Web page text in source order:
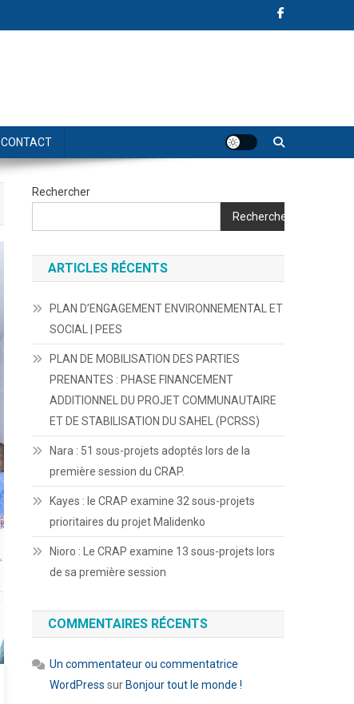
CONTACT
Rechercher
Rechercher
ARTICLES RÉCENTS
PLAN D’ENGAGEMENT ENVIRONNEMENTAL ET
SOCIAL | PEES
PLAN DE MOBILISATION DES PARTIES
PRENANTES : PHASE FINANCEMENT
ADDITIONNEL DU PROJET COMMUNAUTAIRE
ET DE STABILISATION DU SAHEL (PCRSS)
Nara : 51 sous-projets adoptés lors de la
première session du CRAP.
Kayes : le CRAP examine 32 sous-projets
prioritaires du projet Malidenko
Nioro : Le CRAP examine 13 sous-projets lors
de sa première session
COMMENTAIRES RÉCENTS
Un commentateur ou commentatrice
WordPress sur Bonjour tout le monde !